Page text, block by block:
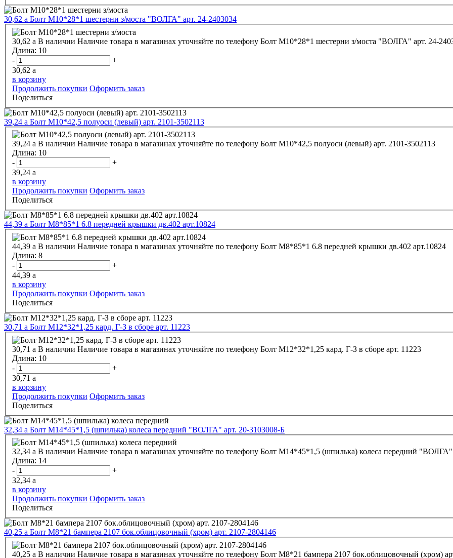
30,62 a Болт М10*28*1 шестерни з/моста "ВОЛГА" арт. 24-2403034
30,62 a В наличии Наличие товара в магазинах уточняйте по телефону
Болт М10*28*1 шестерни з/моста
Длина: 10
-
+
30,62 a
в корзину
Продолжить покупки Оформить заказ
Поделиться
39,24 a Болт М10*42,5 полуоси (левый) арт. 2101-3502113
39,24 a В наличии Наличие товара в магазинах уточняйте по телефону
Болт М10*42,5 полуоси (левый) арт. 2101-3502113
Длина: 10
-
+
39,24 a
в корзину
Продолжить покупки Оформить заказ
Поделиться
44,39 a Болт М8*85*1 6.8 передней крышки дв.402 арт.10824
44,39 a В наличии Наличие товара в магазинах уточняйте по телефону
Болт М8*85*1 6.8 передней крышки дв.402 арт.10824
Длина: 8
-
+
44,39 a
в корзину
Продолжить покупки Оформить заказ
Поделиться
30,71 a Болт М12*32*1,25 кард. Г-З в сборе арт. 11223
30,71 a В наличии Наличие товара в магазинах уточняйте по телефону
Болт М12*32*1,25 кард. Г-З в сборе арт. 11223
Длина: 10
-
+
30,71 a
в корзину
Продолжить покупки Оформить заказ
Поделиться
32,34 a Болт М14*45*1,5 (шпилька) колеса передний "ВОЛГА" арт. 20-3103008-Б
32,34 a В наличии Наличие товара в магазинах уточняйте по телефону
Длина: 14
-
+
32,34 a
в корзину
Продолжить покупки Оформить заказ
Поделиться
40,25 a Болт М8*21 бампера 2107 бок.облицовочный (хром) арт. 2107-2804146
40,25 a В наличии Наличие товара в магазинах уточняйте по телефону Болт М8*21 бампера 2107 бок.облицовочный (хром)